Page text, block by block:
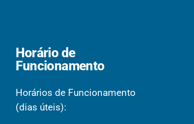
Horário de
Funcionamento
Horários de Funcionamento
(dias úteis):